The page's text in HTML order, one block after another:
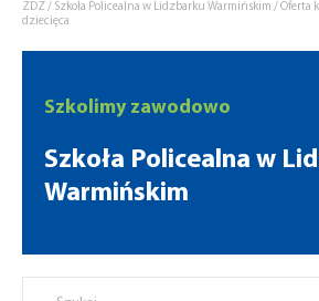
ZDZ/ Szkoła Policealna w Lidzbarku Warmińskim / Oferta
dziecięca
Szkolimy zawodowo
Szkoła Policealna w
Warmińskim